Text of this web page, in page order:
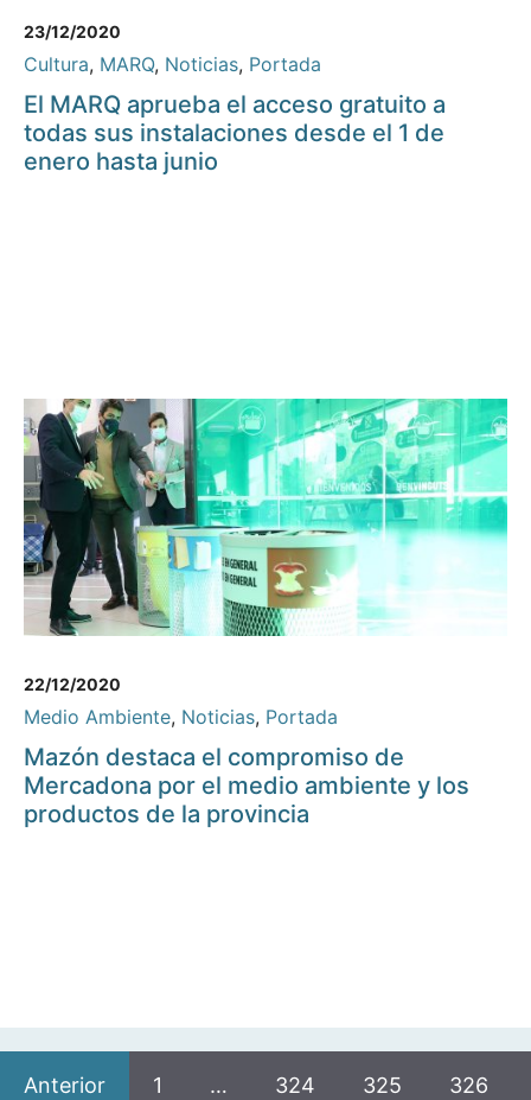
23/12/2020
Cultura, MARQ, Noticias, Portada
El MARQ aprueba el acceso gratuito a
todas sus instalaciones desde el 1 de
enero hasta junio
22/12/2020
Medio Ambiente, Noticias, Portada
Mazón destaca el compromiso de
Mercadona por el medio ambiente y los
productos de la provincia
Anterior 1 … 324 325 326